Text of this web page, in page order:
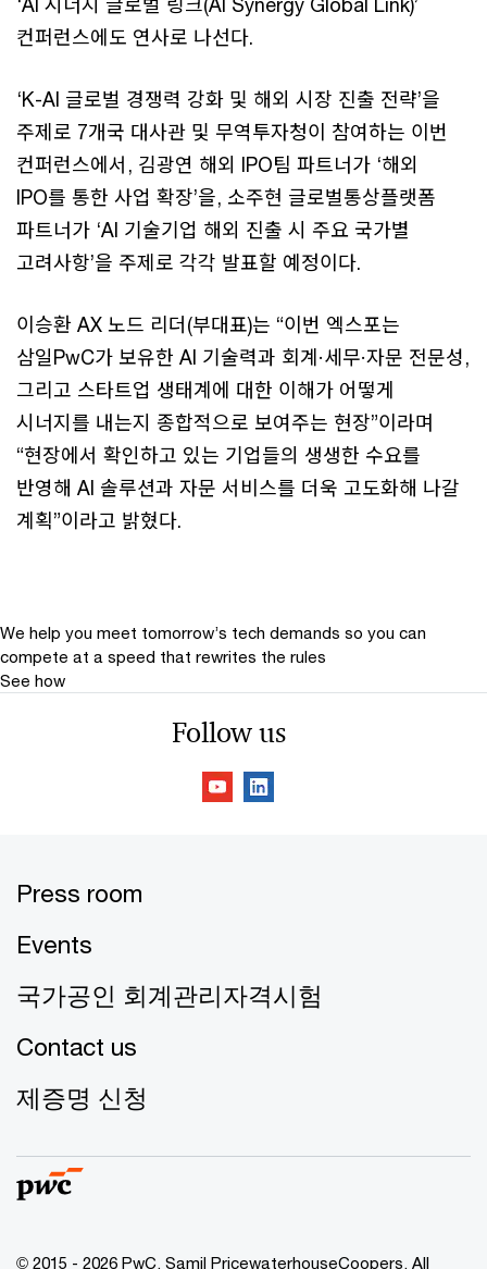
컨퍼런스에도 연사로 나선다.
‘K-AI 글로벌 경쟁력 강화 및 해외 시장 진출 전략’을
주제로 7개국 대사관 및 무역투자청이 참여하는 이번
컨퍼런스에서, 김광연 해외 IPO팀 파트너가 ‘해외
IPO를 통한 사업 확장’을, 소주현 글로벌통상플랫폼
파트너가 ‘AI 기술기업 해외 진출 시 주요 국가별
고려사항’을 주제로 각각 발표할 예정이다.
이승환 AX 노드 리더(부대표)는 “이번 엑스포는
삼일PwC가 보유한 AI 기술력과 회계·세무·자문 전문성,
그리고 스타트업 생태계에 대한 이해가 어떻게
시너지를 내는지 종합적으로 보여주는 현장”이라며
“현장에서 확인하고 있는 기업들의 생생한 수요를
반영해 AI 솔루션과 자문 서비스를 더욱 고도화해 나갈
계획”이라고 밝혔다.
We help you meet tomorrow’s tech demands so you can
compete at a speed that rewrites the rules
See how
Follow us
Press room
Events
국가공인 회계관리자격시험
Contact us
제증명 신청
© 2015 - 2026 PwC. Samil PricewaterhouseCoopers. All